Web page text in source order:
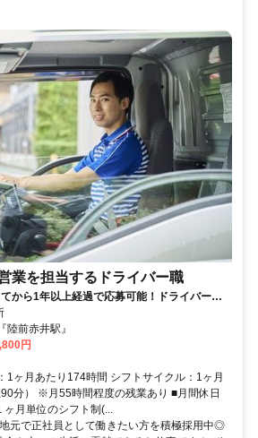
業を担当するドライバー職
から1年以上経過で応募可能！ドライバー職
陸前赤井駅』
円
1ヶ月あたり174時間 シフトサイクル：1ヶ月
分） ※月55時間程度の残業あり ■月間休日
月単位のシフト制(...
元で正社員として働きたい方を積極採用中◎